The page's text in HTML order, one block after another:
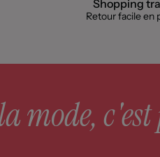
Shopping
Retour facile en
mode,